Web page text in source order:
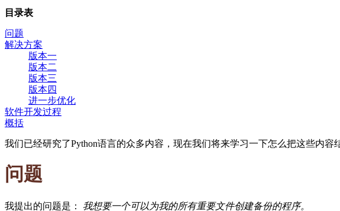
目录表
问题
解决方案
版本一
版本二
版本三
版本四
进一步优化
软件开发过程
概括
我们已经研究了Python语言的众多内容，现在我们将来学习一下怎么把这些内容
问题
我提出的问题是： 我想要一个可以为我的所有重要文件创建备份的程序。